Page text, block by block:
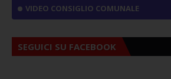
VIDEO CONSIGLIO COMUNALE
SEGUICI SU FACEBOOK